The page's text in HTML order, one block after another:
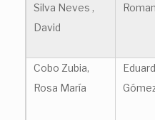
Silva Neves ,
David
Cobo Zubia,
Rosa María